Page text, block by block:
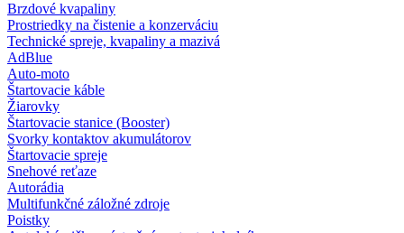
Brzdové kvapaliny
Prostriedky na čistenie a konzerváciu
Technické spreje, kvapaliny a mazivá
AdBlue
Auto-moto
Štartovacie káble
Žiarovky
Štartovacie stanice (Booster)
Svorky kontaktov akumulátorov
Štartovacie spreje
Snehové reťaze
Autorádia
Multifunkčné záložné zdroje
Poistky